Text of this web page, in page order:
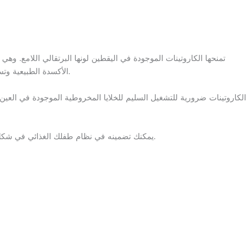
تمنحها الكاروتينات الموجودة في اليقطين لونها البرتقالي اللامع.
الأكسدة الطبيعية وتساعد على تعزيز المناعة وتحسين البصر.
الكاروتينات ضرورية للتشغيل السليم للخلايا المخروطية الموجودة في
يمكنك تضمينه في نظام طفلك الغذائي في شكل خضروات مطبوخة أو حساء أو عصير.